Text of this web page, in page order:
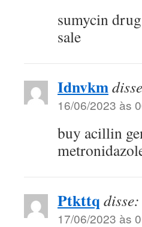
sumycin drug
sale
Idnvkm
16/06/2023 às
buy acillin
Ptkttq disse:
17/06/2023 às